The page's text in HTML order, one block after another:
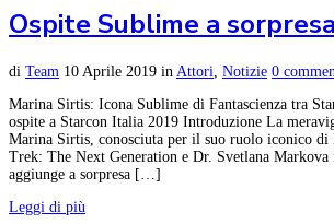
Ospite Sublime a
di Team 10 Aprile 2019 in Attori Notizie 0
Marina Sirtis: Icona Sublime di Fantascienza tra
ospite a Starcon Italia 2019 Introduzione La
Marina Sirtis, conosciuta per il suo ruolo iconico di
Trek: The Next Generation e Dr. Svetlana Markova
aggiunge a sorpresa […]
Leggi di più